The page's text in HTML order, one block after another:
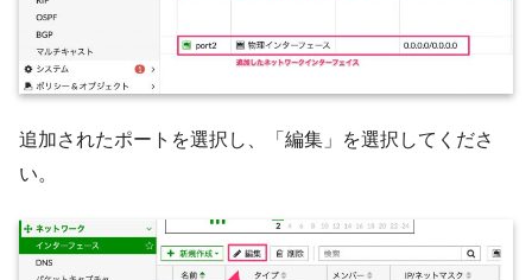
追加されたポートを選択し、「編集」を選択してくださ
い。